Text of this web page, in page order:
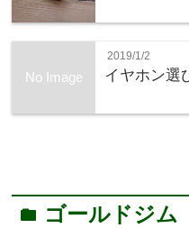
No Image
2019/1/2
イヤホン選
folder ゴールドジム